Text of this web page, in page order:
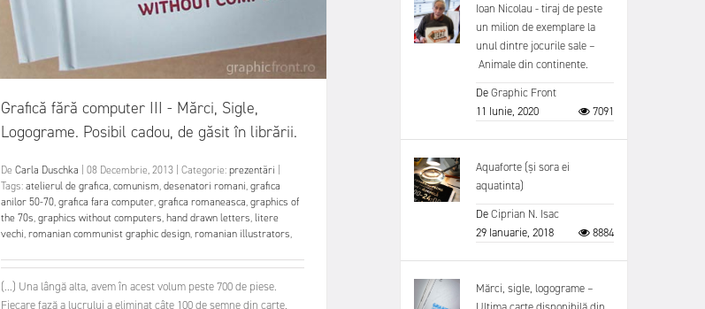
Grafică fără computer III - Mărci, Sigle,
Logograme. Posibil cadou, de găsit în librării.
De Carla Duschka 08 Decembrie, 2013 Categorie:prezentări
Tags:atelierul de grafica,comunism,desenatori romani,grafica
anilor 50-70,grafica fara computer,grafica romaneasca,graphics of
the 70s,graphics without computers,hand drawn letters,litere
vechi,romanian communist graphic design,romanian illustrators,
(...) Una lângă alta, avem în acest volum peste 700 de piese.
Fiecare fază a lucrului a eliminat câte 100 de semne din carte.
Ioan Nicolau - tiraj de peste
un milion de exemplare la
unul dintre jocurile sale –
Animale din continente.
DeGraphic Front
11 Iunie, 2020
7091
Aquaforte (și sora ei
aquatinta)
DeCiprian N. Isac
29 Ianuarie, 2018
8884
Mărci, sigle, logograme –